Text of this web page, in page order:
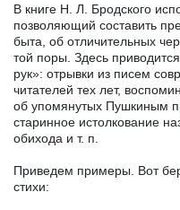
В книге Н. Л. Бродского
позволяющий составить
быта, об отличительных
той поры. Здесь
рук»: отрывки из писем
читателей тех лет,
об упомянутых Пушкиным
старинное истолкование
обихода и т. п.
Приведем примеры. Вот
стихи: